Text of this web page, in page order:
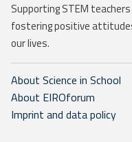
Supporting STEM
fostering positive
our lives.
About Science in School
About EIROforum
Imprint and data policy